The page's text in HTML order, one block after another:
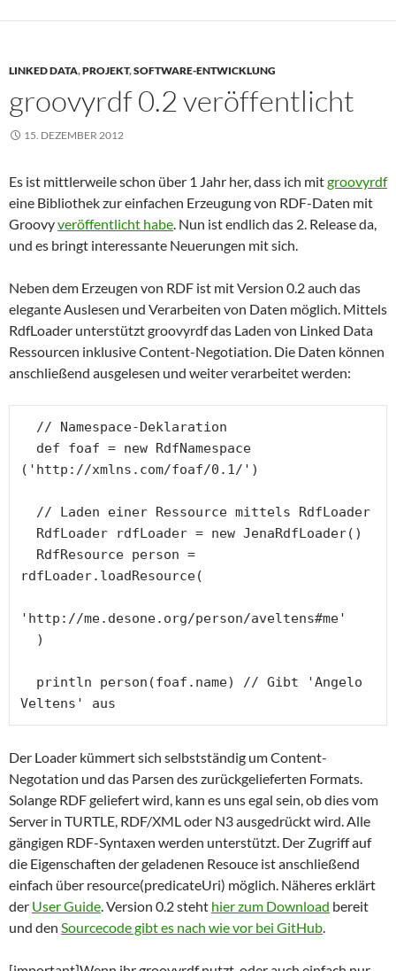
LINKED DATA,PROJEKT,SOFTWARE-ENTWICKLUNG
groovyrdf 0.2 veröffentlicht
15. DEZEMBER 2012
Es ist mittlerweile schon über 1 Jahr her, dass ich mitgroovyrdf
eine Bibliothek zur einfachen Erzeugung von RDF-Daten mit
Groovyveröffentlicht habe. Nun ist endlich das 2. Release da,
und es bringt interessante Neuerungen mit sich.
Neben dem Erzeugen von RDF ist mit Version 0.2 auch das
elegante Auslesen und Verarbeiten von Daten möglich. Mittels
RdfLoader unterstützt groovyrdf das Laden von Linked Data
Ressourcen inklusive Content-Negotiation. Die Daten können
anschließend ausgelesen und weiter verarbeitet werden:
('http://xmlns.com/foaf/0.1/')
rdfLoader.loadResource(
'http://me.desone.org/person/aveltens#me'
Der Loader kümmert sich selbstständig um Content-
Negotation und das Parsen des zurückgelieferten Formats.
Solange RDF geliefert wird, kann es uns egal sein, ob dies vom
Server in TURTLE, RDF/XML oder N3 ausgedrückt wird. Alle
gängigen RDF-Syntaxen werden unterstützt. Der Zugriff auf
die Eigenschaften der geladenen Resouce ist anschließend
einfach über resource(predicateUri) möglich. Näheres erklärt
der User Guide. Version 0.2 steht hier zum Download bereit
und den Sourcecode gibt es nach wie vor bei GitHub.